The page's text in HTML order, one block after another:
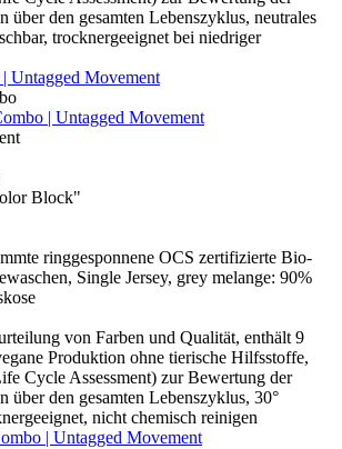
über den gesamten Lebenszyklus, neutrales
trocknergeeignet bei niedriger
Untagged Movement
| Untagged Movement
Block"
ringgesponnene OCS zertifizierte Bio-
Single Jersey, grey melange: 90%
von Farben und Qualität, enthält 9
Produktion ohne tierische Hilfsstoffe,
Cycle Assessment) zur Bewertung der
über den gesamten Lebenszyklus, 30°
nicht chemisch reinigen
| Untagged Movement